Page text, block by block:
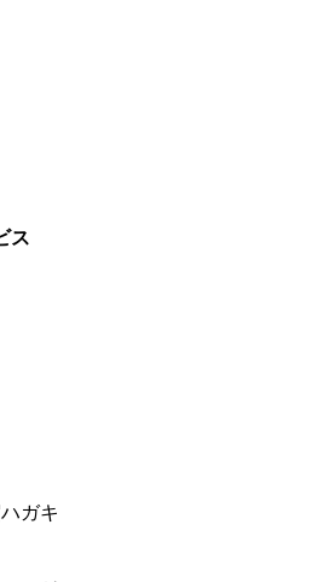
ス
ガキ